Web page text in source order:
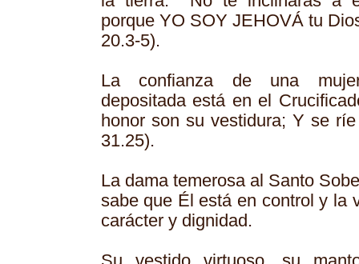
porque YO SOY JEHOVÁ tu
20.3-5).
La confianza de una
depositada está en el
honor son su vestidura; Y se
31.25).
La dama temerosa al Santo
sabe que Él está en control y la
carácter y dignidad.